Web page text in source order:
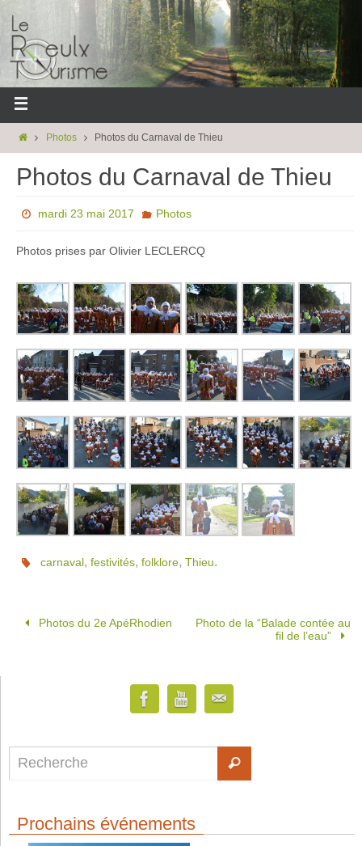
Photos Photos du Carnaval de Thieu
Photos du Carnaval de Thieu
mardi 23 mai 2017 Photos
Photos prises par Olivier LECLERCQ
carnaval,festivités,folklore,Thieu.
Photos du 2e ApéRhodien
Photo de la “Balade contée au
fil de l’eau”
Prochains événements